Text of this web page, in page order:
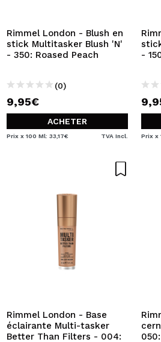
En créant un compte sur
effectuer vos achats rapidement,
commandes et consulter vos
Rimmel London - Blush en
stick Multitasker Blush 'N'
- 350: Roased Peach
(0)
9,95€
ACHETER
Prix x 100 Ml: 33,17€ TVA Incl.
-
Prix x
Rimmel London - Base
éclairante Multi-tasker
Better Than Filters - 004: